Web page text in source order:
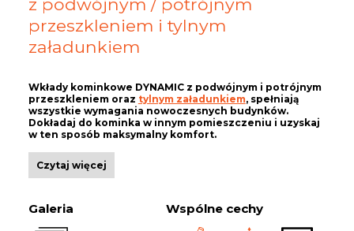
przeszkleniem i tylnym
załadunkiem
Wkłady kominkowe DYNAMIC z podwójnym i potrójnym
przeszkleniem oraz tylnym załadunkiem, spełniają
wszystkie wymagania nowoczesnych budynków.
Dokładaj do kominka w innym pomieszczeniu i uzyskaj
w ten sposób maksymalny komfort.
Czytaj więcej
Galeria Wspólne cechy